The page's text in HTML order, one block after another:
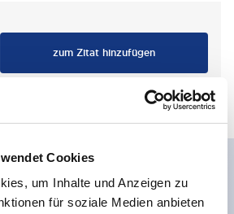
Cookies
um Inhalte und Anzeigen zu
für soziale Medien anbieten
zum Zitat hinzufügen